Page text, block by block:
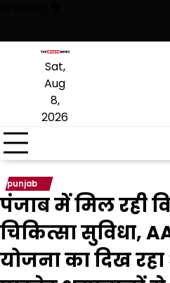
content
Sat,
Aug
8,
2026
punjab
पंजाब में मिल रही
चिकित्सा सुविधा,
योजना का दिख